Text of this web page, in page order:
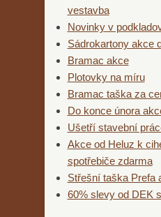
vestavba
Novinky v
Sádrokartony akce
Bramac akce
Plotovky na míru
Bramac taška za
Do konce února
Ušetří stavební
Akce od Heluz k
spotřebiče zdarma
Střešní taška Prefa
60% slevy od DEK